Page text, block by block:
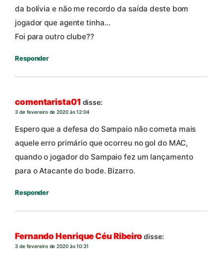
da bolívia e não me recordo da saída deste bom
jogador que agente tinha…
Foi para outro clube??
Responder
comentarista01 disse:
3 de fevereiro de 2020 às 12:04
Espero que a defesa do Sampaio não cometa mais
aquele erro primário que ocorreu no gol do MAC,
quando o jogador do Sampaio fez um lançamento
para o Atacante do bode. Bizarro.
Responder
Fernando Henrique Céu Ribeiro disse:
3 de fevereiro de 2020 às 10:31